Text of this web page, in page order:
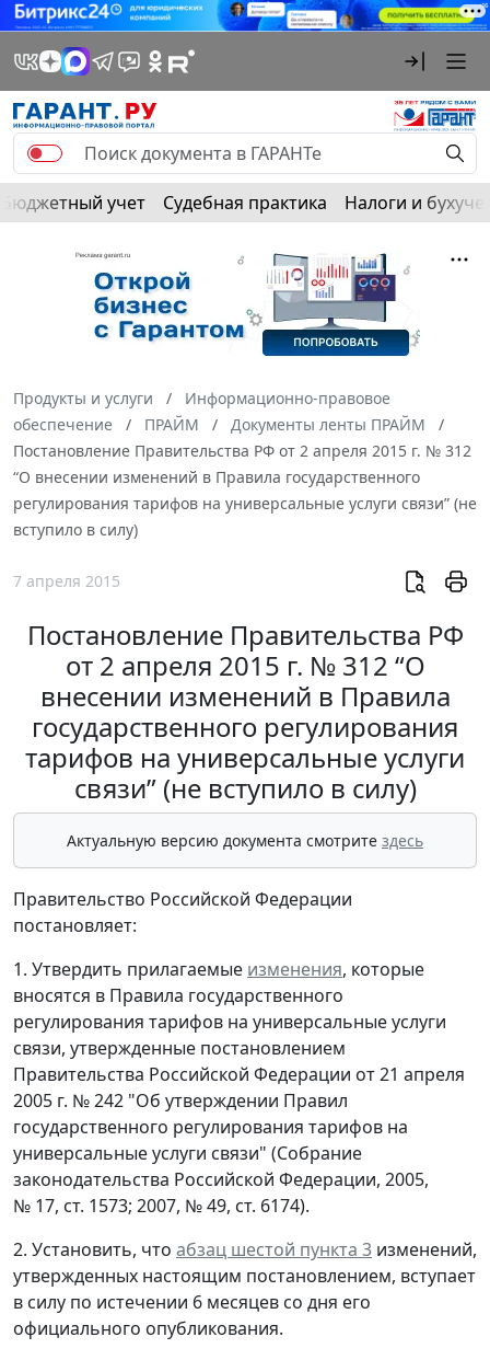
Бюджетный учет Судебная практика Налоги и
Продукты и услуги
Информационно-правовое
обеспечение
ПРАЙМ
Документы ленты ПРАЙМ
Постановление Правительства РФ от 2 апреля 2015 г. № 312
“О внесении изменений в Правила государственного
регулирования тарифов на универсальные услуги связи” (не
вступило в силу)
7 апреля 2015
Постановление Правительства РФ
от 2 апреля 2015 г. № 312 “О
внесении изменений в Правила
государственного регулирования
тарифов на универсальные услуги
связи” (не вступило в силу)
Актуальную версию документа смотрите здесь
Правительство Российской Федерации
постановляет:
1. Утвердить прилагаемые изменения, которые
вносятся в Правила государственного
регулирования тарифов на универсальные услуги
связи, утвержденные постановлением
Правительства Российской Федерации от 21 апреля
2005 г. № 242 "Об утверждении Правил
государственного регулирования тарифов на
универсальные услуги связи" (Собрание
законодательства Российской Федерации, 2005,
№ 17, ст. 1573; 2007, № 49, ст. 6174).
2. Установить, что абзац шестой пункта 3 изменений,
утвержденных настоящим постановлением, вступает
в силу по истечении 6 месяцев со дня его
официального опубликования.